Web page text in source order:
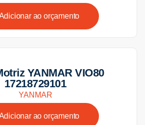
ao orçamento
YANMAR VIO80
17218729101
YANMAR
ao orçamento